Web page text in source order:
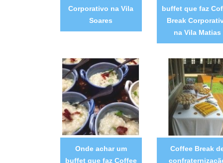
Corporativo na Vila
Soares
buffet que faz
Break
na Vila Matias
Onde achar um
buffet que faz Coffee
Coffee Break